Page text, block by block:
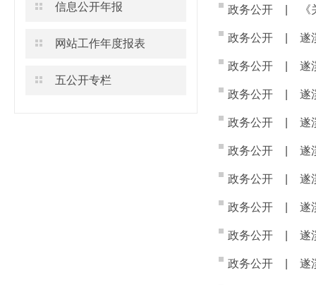
信息公开年报
网站工作年度报表
五公开专栏
政务公开
政务公开 遂
政务公开 遂
政务公开 遂
政务公开 遂
政务公开 遂
政务公开 遂
政务公开 遂
政务公开 遂
政务公开 遂